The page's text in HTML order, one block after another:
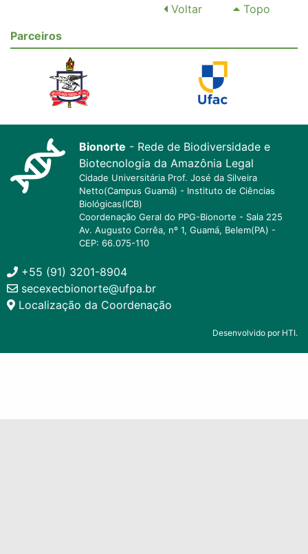
Voltar
Topo
Parceiros
Bionorte - Rede de Biodiversidade e
Biotecnologia da Amazônia Legal
Cidade Universitária Prof. José da Silveira
Netto(Campus Guamá) - Instituto de Ciências
Biológicas(ICB)
Coordenação Geral do PPG-Bionorte - Sala 225
Av. Augusto Corrêa, nº 1, Guamá, Belem(PA) -
CEP: 66.075-110
+55 (91) 3201-8904
secexecbionorte@ufpa.br
Localização da Coordenação
Desenvolvido por HTI.